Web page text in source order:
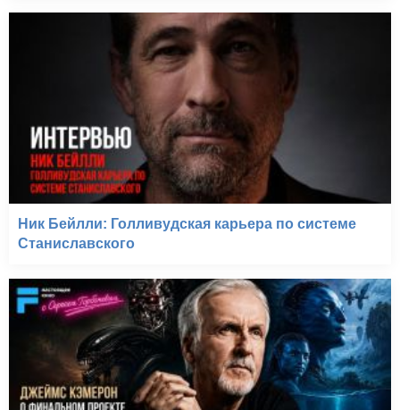
Ник Бейлли: Голливудская карьера по системе
Станиславского